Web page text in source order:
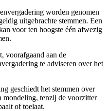
worden genomen
uitgebrachte stemmen. Een
voor ten hoogste één afwezig
voorafgaand aan de
te adviseren over het
geschiedt het stemmen over
mondeling, tenzij de voorzitter
of toelaat.